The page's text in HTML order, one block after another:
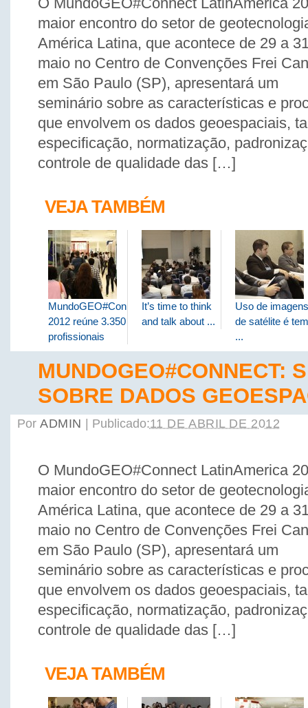
maior encontro do setor de
América Latina, que acontece de 29 a
maio no Centro de Convenções Frei
em São Paulo (SP), apresentará um
seminário sobre as características e
que envolvem os dados geoespaciais,
especificação, normatização,
controle de qualidade das […]
VEJA TAMBÉM
MundoGEO#Connect
2012 reúne 3.350
profissionais
It’s time to think
and talk about ...
Uso de imagens
de satélite é
...
MUNDOGEO#CONNECT:
SOBRE DADOS
Por ADMIN Publicado:11 DE ABRIL DE 2012
O MundoGEO#Connect LatinAmerica
maior encontro do setor de
América Latina, que acontece de 29 a
maio no Centro de Convenções Frei
em São Paulo (SP), apresentará um
seminário sobre as características e
que envolvem os dados geoespaciais,
especificação, normatização,
controle de qualidade das […]
VEJA TAMBÉM